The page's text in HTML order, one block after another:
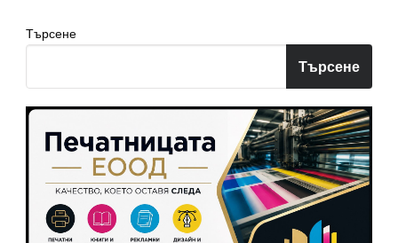
Търсене
Търсене